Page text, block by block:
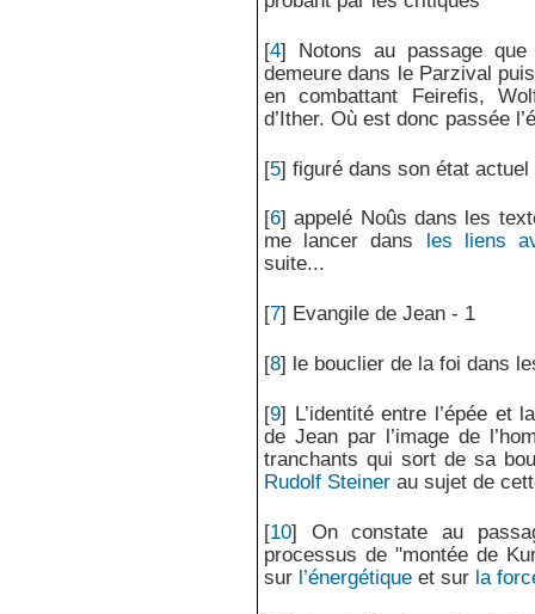
[4] Notons au passage
demeure dans le Parzival
en combattant Feirefis,
d’Ither. Où est donc passée
[5] figuré dans son état
[6]appelé Noûs dans les
me lancer dans
les liens
suite...
[7] Evangile de Jean - 1
[8] le bouclier de la foi dans
[9] L’identité entre l’épée et
de Jean par l’image de
tranchants qui sort de sa
Rudolf Steinerau sujet de
[10] On constate au
processus de "montée de
sur l’énergétiqueet sur la